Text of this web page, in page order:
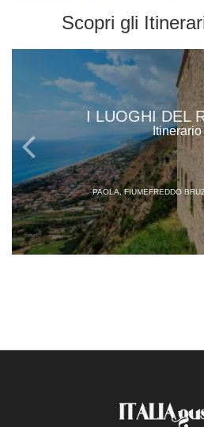
Scopri gli
I LUOGHI DEL
Itinerario
PAOLA, FIUMEFREDDO